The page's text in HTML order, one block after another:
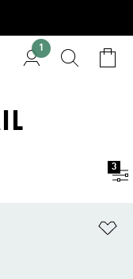
1
3
Liste de produits